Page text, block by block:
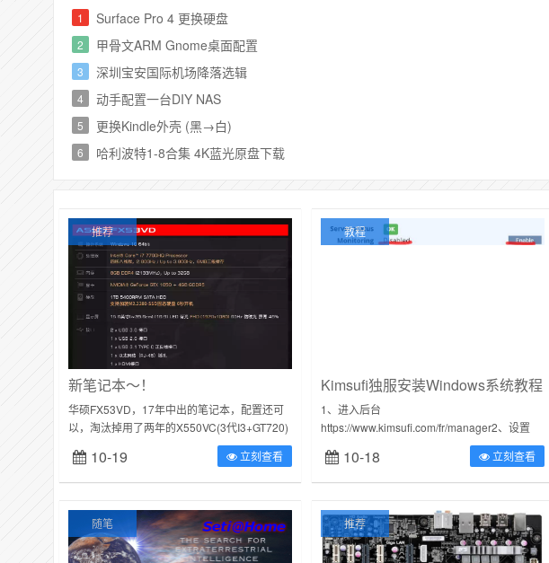
1 Surface Pro 4 更换硬盘
2 甲骨文ARM Gnome桌面配置
3 深圳宝安国际机场降落选辑
4 动手配置一台DIY NAS
5 更换Kindle外壳 (黑→白)
6 哈利波特1-8合集 4K蓝光原盘下载
推荐
新笔记本～！
华硕FX53VD，17年中出的笔记本，配置还可
以，淘汰掉用了两年的X550VC(3代I3+GT720)
专业课对电脑没有太高要求，吃鸡最低画质
60FPS，一起玩的...
10-19 立刻查看
教程
Kimsufi独服安装Windows系统教程
1、进入后台
https://www.kimsufi.com/fr/manager2、设置
Monitoring为Disabled3、进入Rescue模式模
式... 10-18 立刻查看
随笔 推荐